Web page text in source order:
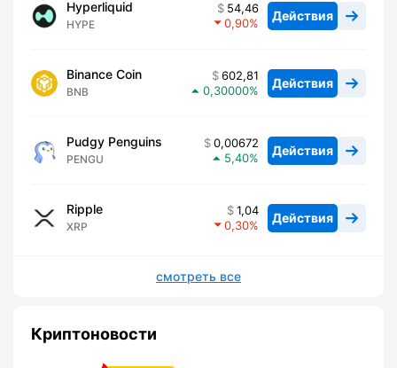
Hyperliquid
HYPE
54,46
0,90
Действия
Binance Coin
BNB
602,81
0,30000
Действия
Pudgy Penguins
PENGU
0,00672
5,40
Действия
Ripple
XRP
1,04
0,30
Действия
смотреть все
Криптоновости